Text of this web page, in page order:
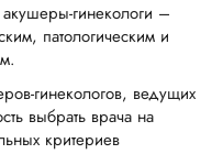
гинекологи –
патологическим и
гинекологов, ведущих
выбрать врача на
критериев